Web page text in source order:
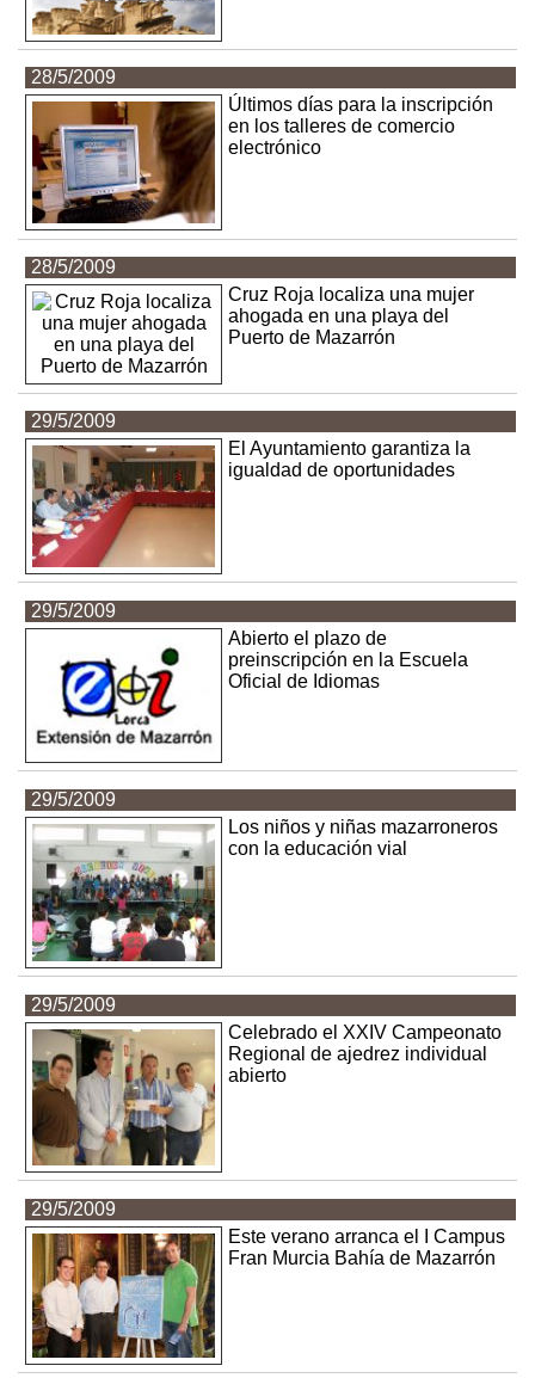
28/5/2009
Últimos días para la inscripción
en los talleres de comercio
electrónico
28/5/2009
Cruz Roja localiza una mujer
ahogada en una playa del
Puerto de Mazarrón
29/5/2009
El Ayuntamiento garantiza la
igualdad de oportunidades
29/5/2009
Abierto el plazo de
preinscripción en la Escuela
Oficial de Idiomas
29/5/2009
Los niños y niñas mazarroneros
con la educación vial
29/5/2009
Celebrado el XXIV Campeonato
Regional de ajedrez individual
abierto
29/5/2009
Este verano arranca el I Campus
Fran Murcia Bahía de Mazarrón